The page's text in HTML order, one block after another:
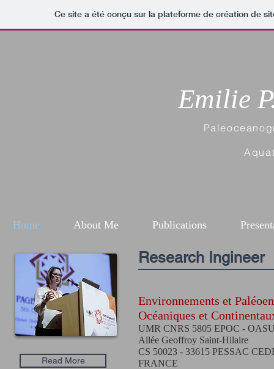
Ce site a été conçu sur la plateforme de création de
Emilie
Home About Me Publications
Read More
Research Ingineer
Environnements et
Océaniques et
UMR CNRS 5805 EPOC -
Allée Geoffroy Saint-Hilaire
CS 50023 - 33615 PESSAC
FRANCE